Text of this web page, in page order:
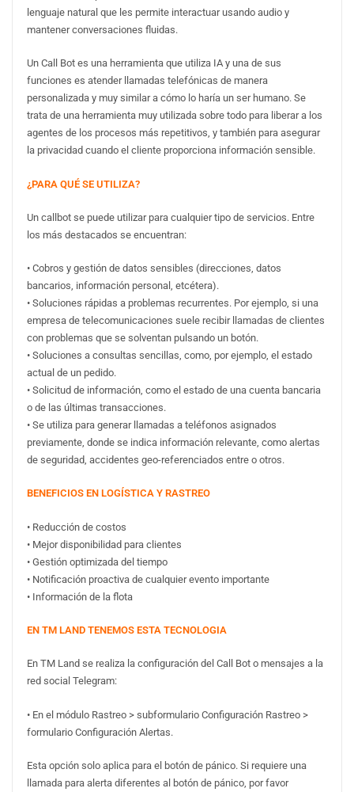
lenguaje natural que les permite interactuar usando audio y
mantener conversaciones fluidas.
Un Call Bot es una herramienta que utiliza IA y una de sus
funciones es atender llamadas telefónicas de manera
personalizada y muy similar a cómo lo haría un ser humano. Se
trata de una herramienta muy utilizada sobre todo para liberar a los
agentes de los procesos más repetitivos, y también para asegurar
la privacidad cuando el cliente proporciona información sensible.
¿PARA QUÉ SE UTILIZA?
Un callbot se puede utilizar para cualquier tipo de servicios. Entre
los más destacados se encuentran:
• Cobros y gestión de datos sensibles (direcciones, datos
bancarios, información personal, etcétera).
• Soluciones rápidas a problemas recurrentes. Por ejemplo, si una
empresa de telecomunicaciones suele recibir llamadas de clientes
con problemas que se solventan pulsando un botón.
• Soluciones a consultas sencillas, como, por ejemplo, el estado
actual de un pedido.
• Solicitud de información, como el estado de una cuenta bancaria
o de las últimas transacciones.
• Se utiliza para generar llamadas a teléfonos asignados
previamente, donde se indica información relevante, como alertas
de seguridad, accidentes geo-referenciados entre o otros.
BENEFICIOS EN LOGÍSTICA Y RASTREO
• Reducción de costos
• Mejor disponibilidad para clientes
• Gestión optimizada del tiempo
• Notificación proactiva de cualquier evento importante
• Información de la flota
EN TM LAND TENEMOS ESTA TECNOLOGIA
En TM Land se realiza la configuración del Call Bot o mensajes a la
red social Telegram:
• En el módulo Rastreo > subformulario Configuración Rastreo >
formulario Configuración Alertas.
Esta opción solo aplica para el botón de pánico. Si requiere una
llamada para alerta diferentes al botón de pánico, por favor